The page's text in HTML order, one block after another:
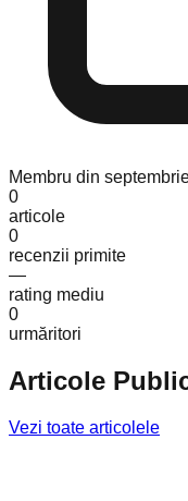
Membru din
0
articole
0
recenzii primite
—
rating mediu
0
urmăritori
Articole
Vezi toate articolele